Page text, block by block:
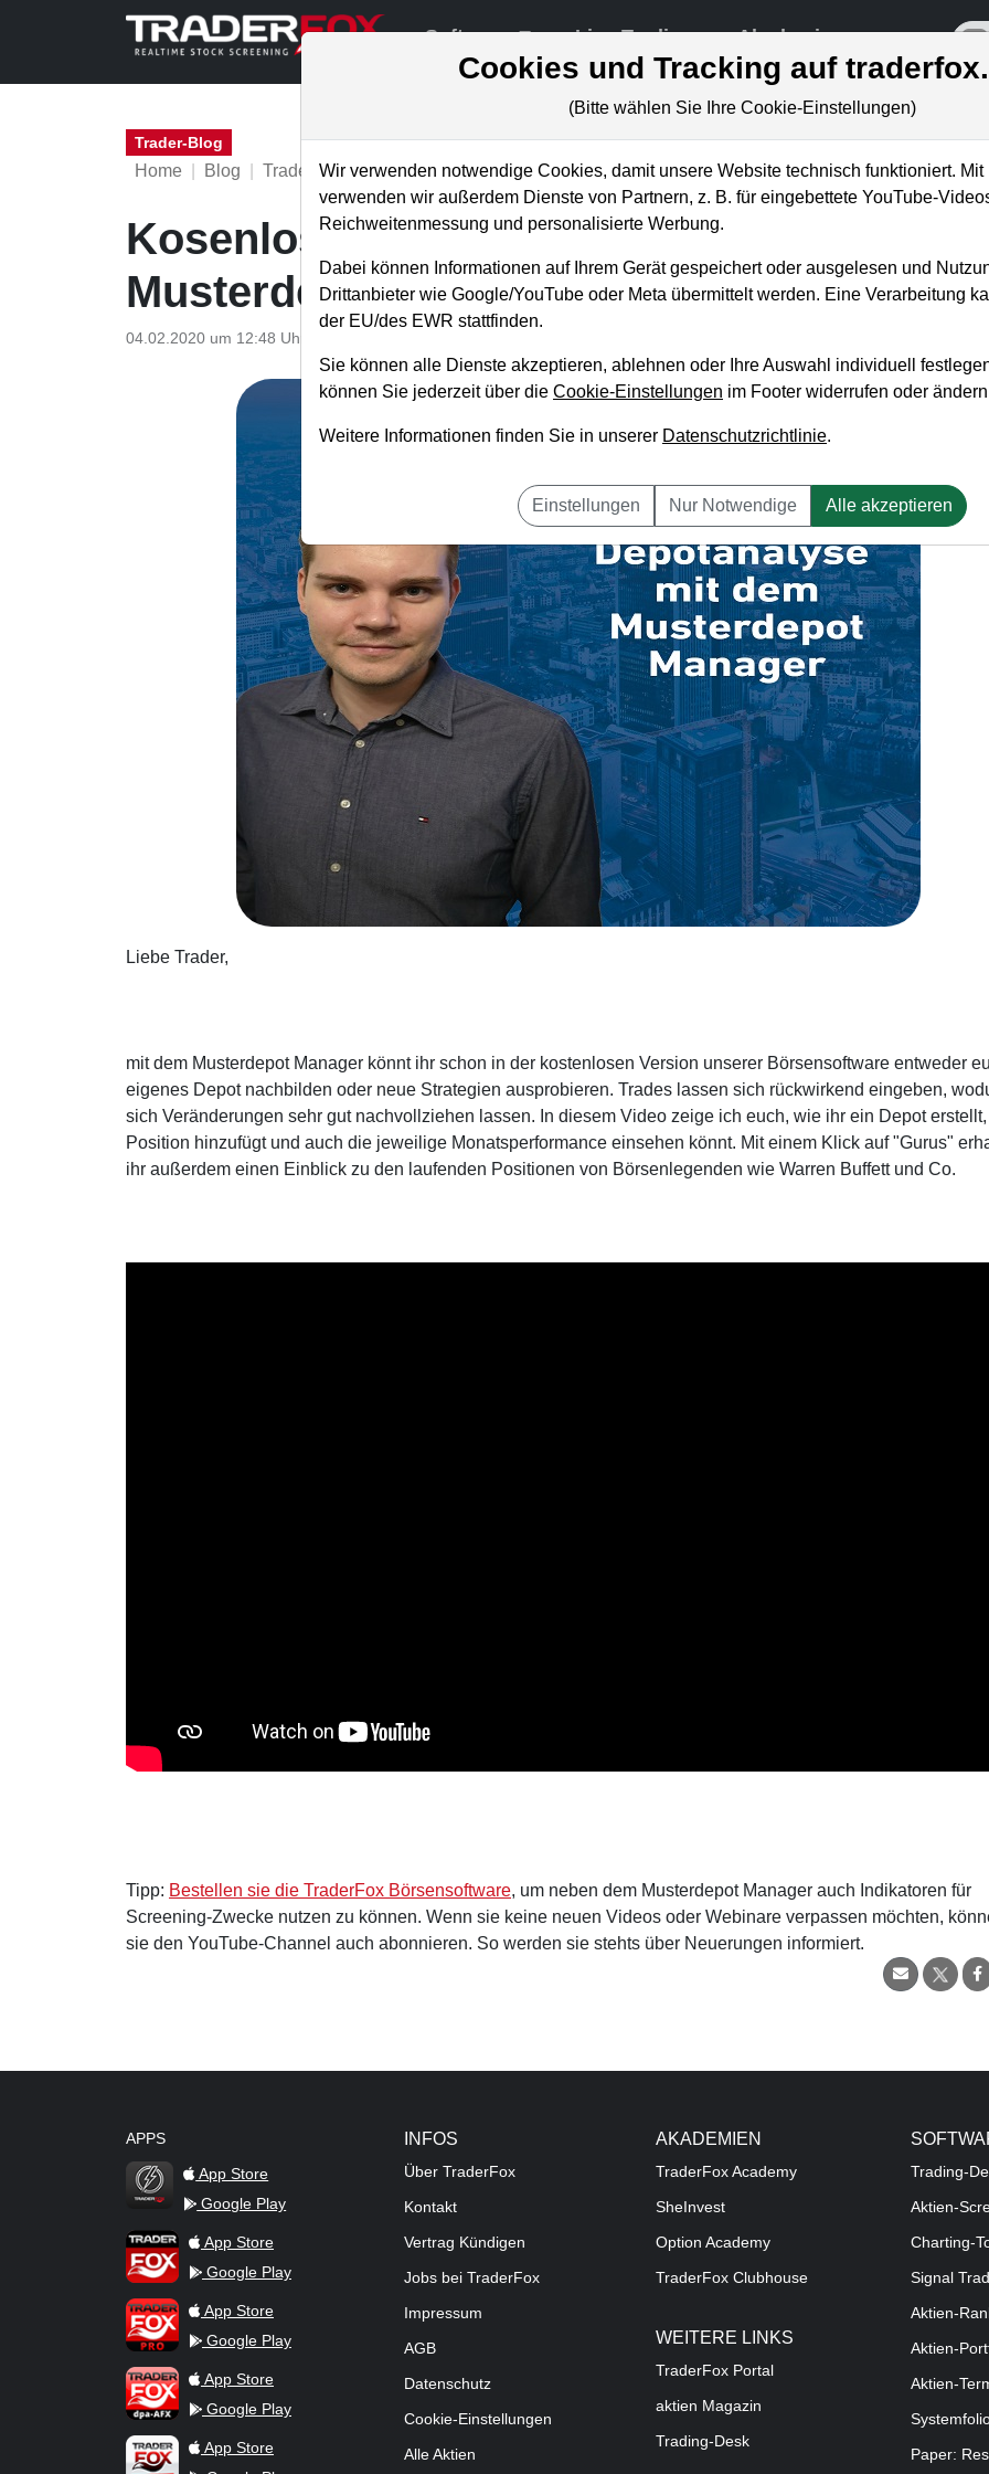
Software Live-Trading Akademie
Trader-Blog
Home Blog Trader-Blog
Kosenlose Depotanalyse mit dem
Musterdepot Manager
04.02.2020 um 12:48 Uhr
Liebe Trader,
mit dem Musterdepot Manager könnt ihr schon in der kostenlosen Version unserer Börsensoftware entweder
eigenes Depot nachbilden oder neue Strategien ausprobieren. Trades lassen sich rückwirkend eingeben,
sich Veränderungen sehr gut nachvollziehen lassen. In diesem Video zeige ich euch, wie ihr ein Depot
Position hinzufügt und auch die jeweilige Monatsperformance einsehen könnt. Mit einem Klick auf "Gurus"
ihr außerdem einen Einblick zu den laufenden Positionen von Börsenlegenden wie Warren Buffett und Co.
Tipp: Bestellen sie die TraderFox Börsensoftware, um neben dem Musterdepot Manager auch Indikatoren für
Screening-Zwecke nutzen zu können. Wenn sie keine neuen Videos oder Webinare verpassen möchten,
sie den YouTube-Channel auch abonnieren. So werden sie stehts über Neuerungen informiert.
APPS
TraderFox Flash
App Store
Google Play
TraderFox AppApp Store
Google Play
TraderFox ProApp Store
Google Play
TraderFox dpa-AFX ProFeed
App Store
Google Play
TraderFox Live Trading
App Store
INFOS
Über TraderFox
Kontakt
Vertrag Kündigen
Jobs bei TraderFox
Impressum
AGB
Datenschutz
Cookie-Einstellungen
Alle Aktien
AKADEMIEN
TraderFox Academy
SheInvest
Option Academy
TraderFox Clubhouse
WEITERE LINKS
TraderFox Portal
aktien Magazin
Trading-Desk
Trading-
Aktien-
Charting-
Signal
Aktien-
Aktien-
Aktien-
Paper:
Cookies und Tracking auf
(Bitte wählen Sie Ihre Cookie-Einstellungen)
Wir verwenden notwendige Cookies, damit unsere Website technisch funktioniert.
verwenden wir außerdem Dienste von Partnern, z. B. für eingebettete YouTube-
Reichweitenmessung und personalisierte Werbung.
Dabei können Informationen auf Ihrem Gerät gespeichert oder ausgelesen und
Drittanbieter wie Google/YouTube oder Meta übermittelt werden. Eine Verarbeitung
der EU/des EWR stattfinden.
Sie können alle Dienste akzeptieren, ablehnen oder Ihre Auswahl individuell
können Sie jederzeit über die Cookie-Einstellungen im Footer widerrufen oder
Weitere Informationen finden Sie in unserer Datenschutzrichtlinie.
Einstellungen Nur Notwendige Alle akzeptieren